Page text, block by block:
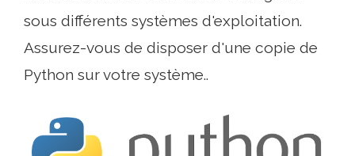
sous différents systèmes d'exploitation.
Assurez-vous de disposer d'une copie de
Python sur votre système..